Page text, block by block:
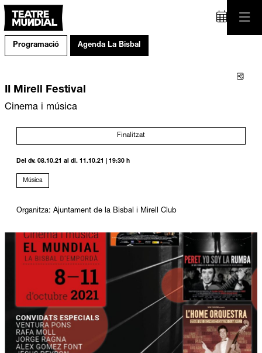
Programació Agenda La Bisbal
II Mirell Festival
Cinema i música
Finalitzat
Del dv. 08.10.21 al dl. 11.10.21 19:30 h
Música
Organitza: Ajuntament de la Bisbal i Mirell Club